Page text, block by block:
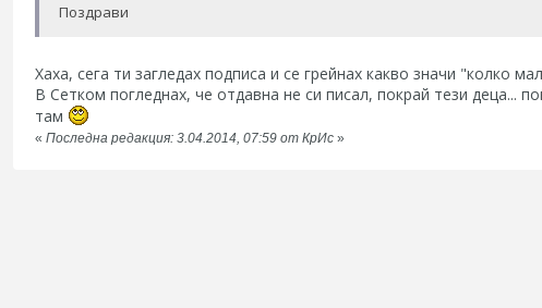
Поздрави
Хаха, сега ти загледах подписа и се грейнах какво значи "колко
В Сетком погледнах, че отдавна не си писал, покрай тези деца...
там
« Последна редакция: 3.04.2014, 07:59 от КрИс»